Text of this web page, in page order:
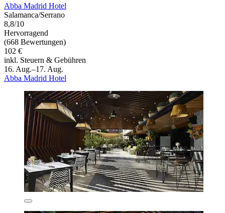
Abba Madrid Hotel
Salamanca/Serrano
8,8/10
Hervorragend
(668 Bewertungen)
102 €
inkl. Steuern & Gebühren
16. Aug.–17. Aug.
Abba Madrid Hotel